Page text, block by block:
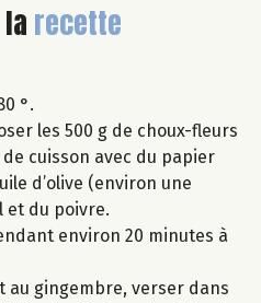
recette
°.
les 500 g de choux-fleurs
cuisson avec du papier
d’olive (environ une
et du poivre.
environ 20 minutes à
au gingembre, verser dans